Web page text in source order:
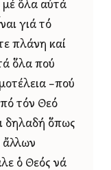
μέ ὅλα αὐτά
γιά τό
πλάνη καί
ὅλα πού
–πού
τόν Θεό
δηλαδή ὅπως
ἄλλων
ὁ Θεός νά